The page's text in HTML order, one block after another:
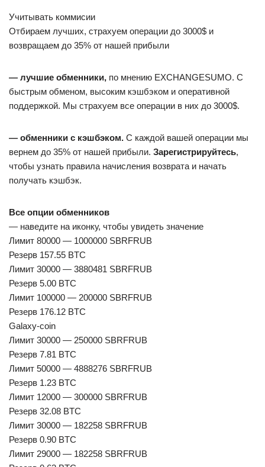
Учитывать коммисии
Отбираем лучших, страхуем операции до 3000$ и
возвращаем до 35% от нашей прибыли
— лучшие обменники, по мнению EXCHANGESUMO. C
быстрым обменом, высоким кэшбэком и оперативной
поддержкой. Мы страхуем все операции в них до 3000$.
— обменники с кэшбэком. С каждой вашей операции мы
вернем до 35% от нашей прибыли. Зарегистрируйтесь,
чтобы узнать правила начисления возврата и начать
получать кэшбэк.
Все опции обменников
— наведите на иконку, чтобы увидеть значение
Лимит 80000 — 1000000 SBRFRUB
Резерв 157.55 BTC
Лимит 30000 — 3880481 SBRFRUB
Резерв 5.00 BTC
Лимит 100000 — 200000 SBRFRUB
Резерв 176.12 BTC
Galaxy-coin
Лимит 30000 — 250000 SBRFRUB
Резерв 7.81 BTC
Лимит 50000 — 4888276 SBRFRUB
Резерв 1.23 BTC
Лимит 12000 — 300000 SBRFRUB
Резерв 32.08 BTC
Лимит 30000 — 182258 SBRFRUB
Резерв 0.90 BTC
Лимит 29000 — 182258 SBRFRUB